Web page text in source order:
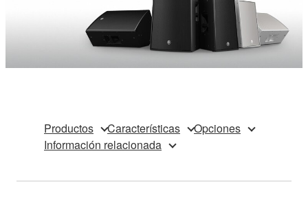
Productos Características
Opciones
Información relacionada